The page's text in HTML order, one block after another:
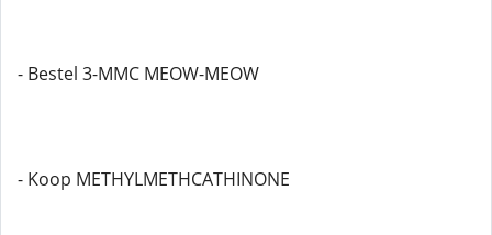
- Bestel 3-MMC MEOW-MEOW
- Koop METHYLMETHCATHINONE